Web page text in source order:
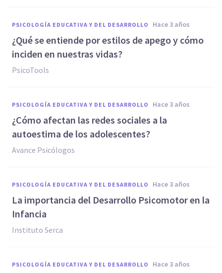
PSICOLOGÍA EDUCATIVA Y DEL DESARROLLO hace 3 años
¿Qué se entiende por estilos de apego y cómo
inciden en nuestras vidas?
PsicoTools
PSICOLOGÍA EDUCATIVA Y DEL DESARROLLO hace 3 años
¿Cómo afectan las redes sociales a la
autoestima de los adolescentes?
Avance Psicólogos
PSICOLOGÍA EDUCATIVA Y DEL DESARROLLO hace 3 años
La importancia del Desarrollo Psicomotor en la
Infancia
Instituto Serca
PSICOLOGÍA EDUCATIVA Y DEL DESARROLLO hace 3 años